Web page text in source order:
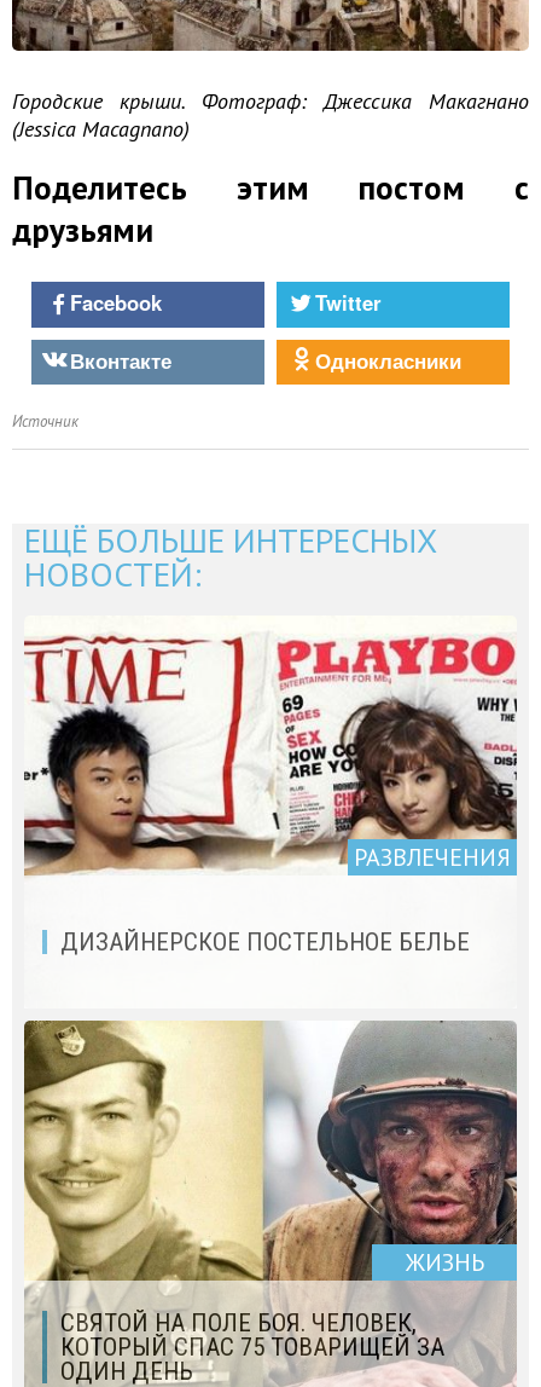
Городские крыши. Фотограф: Джессика Макагнано
(Jessica Macagnano)
Поделитесь этим постом с
друзьями
Facebook
Twitter
Вконтакте
Однокласники
Источник
ЕЩЁ БОЛЬШЕ ИНТЕРЕСНЫХ
НОВОСТЕЙ:
РАЗВЛЕЧЕНИЯ
ДИЗАЙНЕРСКОЕ ПОСТЕЛЬНОЕ БЕЛЬЕ
ЖИЗНЬ
СВЯТОЙ НА ПОЛЕ БОЯ. ЧЕЛОВЕК,
КОТОРЫЙ СПАС 75 ТОВАРИЩЕЙ ЗА
ОДИН ДЕНЬ